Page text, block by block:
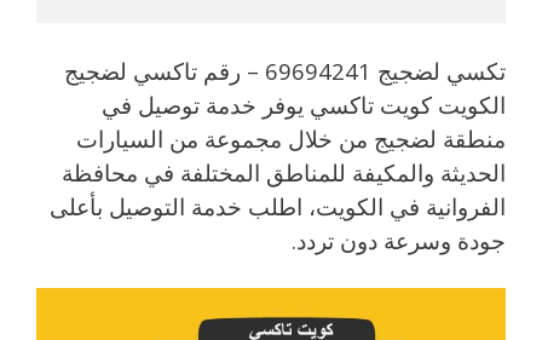
تكسي لضجيج 69694241 – رقم تاكسي لضجيج
الكويت كويت تاكسي يوفر خدمة توصيل في
منطقة لضجيج من خلال مجموعة من السيارات
الحديثة والمكيفة للمناطق المختلفة في محافظة
الفروانية في الكويت، اطلب خدمة التوصيل بأعلى
جودة وسرعة دون تردد.